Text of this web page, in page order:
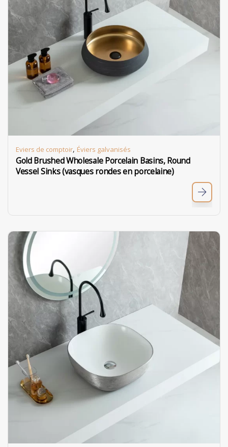
Eviers de comptoir, Éviers galvanisés
Gold Brushed Wholesale Porcelain Basins, Round
Vessel Sinks (vasques rondes en porcelaine)